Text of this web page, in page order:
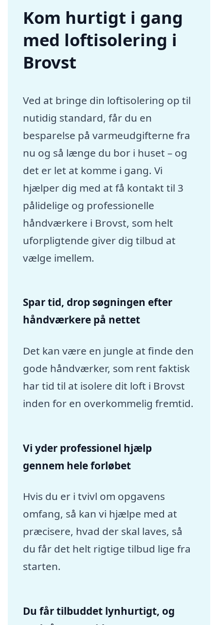
Kom hurtigt i gang
med loftisolering i
Brovst
Ved at bringe din loftisolering op til
nutidig standard, får du en
besparelse på varmeudgifterne fra
nu og så længe du bor i huset – og
det er let at komme i gang. Vi
hjælper dig med at få kontakt til 3
pålidelige og professionelle
håndværkere i Brovst, som helt
uforpligtende giver dig tilbud at
vælge imellem.
Spar tid, drop søgningen efter
håndværkere på nettet
Det kan være en jungle at finde den
gode håndværker, som rent faktisk
har tid til at isolere dit loft i Brovst
inden for en overkommelig fremtid.
Vi yder professionel hjælp
gennem hele forløbet
Hvis du er i tvivl om opgavens
omfang, så kan vi hjælpe med at
præcisere, hvad der skal laves, så
du får det helt rigtige tilbud lige fra
starten.
Du får tilbuddet lynhurtigt, og